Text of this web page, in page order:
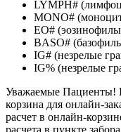
LYMPH#
MONO#
EO#
BASO#
IG# (незрелые
IG% (незрелые
Уважаемые Пациенты!
корзина для онлайн-
расчет в онлайн-
расчета в пункте